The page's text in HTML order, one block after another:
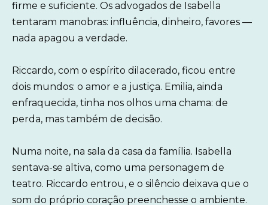
firme e suficiente. Os advogados de Isabella
tentaram manobras: influência, dinheiro, favores —
nada apagou a verdade.
Riccardo, com o espírito dilacerado, ficou entre
dois mundos: o amor e a justiça. Emilia, ainda
enfraquecida, tinha nos olhos uma chama: de
perda, mas também de decisão.
Numa noite, na sala da casa da família. Isabella
sentava-se altiva, como uma personagem de
teatro. Riccardo entrou, e o silêncio deixava que o
som do próprio coração preenchesse o ambiente.